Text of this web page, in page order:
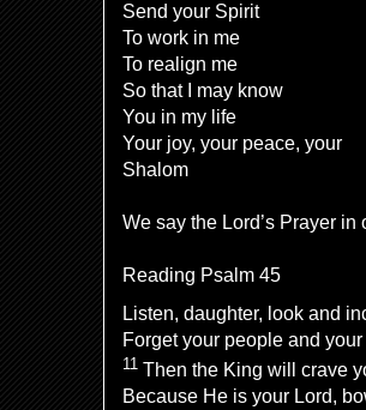
Send your Spirit
To work in me
To realign me
So that I may know
You in my life
Your joy, your peace, your
Shalom
We say the Lord’s Prayer
Reading Psalm 45
Listen, daughter, look and
Forget your people and your
11 Then the King will crave
Because He is your Lord,